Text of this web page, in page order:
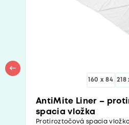
160 x 84 218
AntiMite Liner –
spacia vložka
Protiroztočová spacia